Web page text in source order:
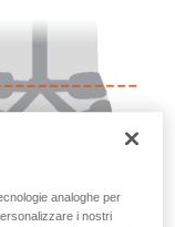
analoghe per
i nostri